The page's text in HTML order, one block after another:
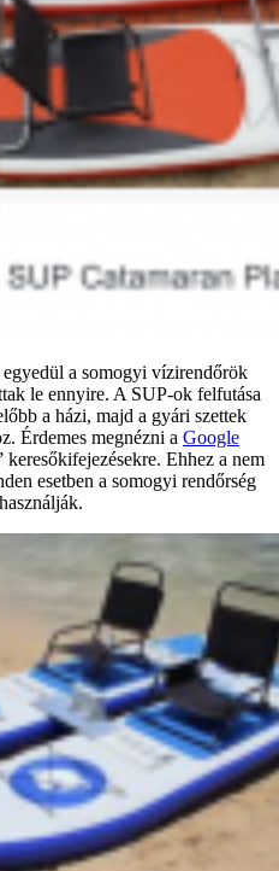
a somogyi vízirendőrök
le ennyire. A SUP-ok felfutása
a házi, majd a gyári szettek
Érdemes megnézni a Google
keresőkifejezésekre. Ehhez a nem
esetben a somogyi rendőrség